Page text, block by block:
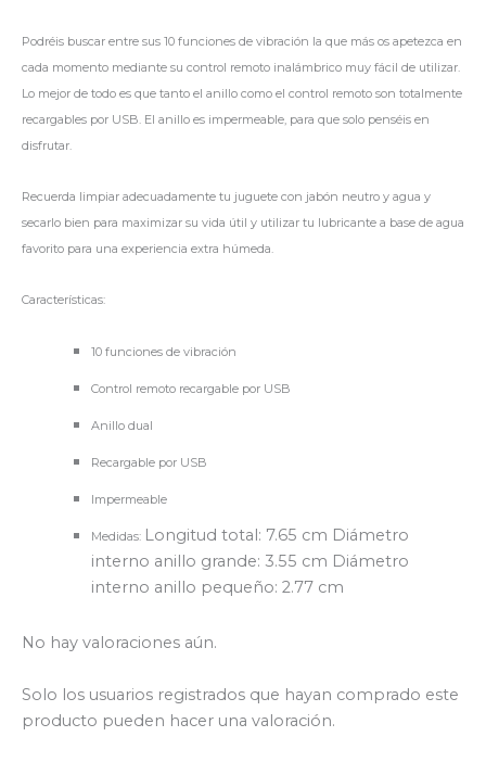
Podréis buscar entre sus 10 funciones de vibración la que más os apetezca en
cada momento mediante su control remoto inalámbrico muy fácil de utilizar.
Lo mejor de todo es que tanto el anillo como el control remoto son totalmente
recargables por USB. El anillo es impermeable, para que solo penséis en
disfrutar.
Recuerda limpiar adecuadamente tu juguete con jabón neutro y agua y
secarlo bien para maximizar su vida útil y utilizar tu lubricante a base de agua
favorito para una experiencia extra húmeda.
Características:
10 funciones de vibración
Control remoto recargable por USB
Anillo dual
Recargable por USB
Impermeable
Medidas: Longitud total: 7.65 cm Diámetro
interno anillo grande: 3.55 cm Diámetro
interno anillo pequeño: 2.77 cm
No hay valoraciones aún.
Solo los usuarios registrados que hayan comprado este
producto pueden hacer una valoración.